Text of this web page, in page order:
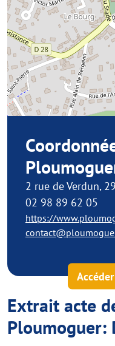
2 rue de Verdun,
02 98 89 62 05
https://
Extrait acte
Ploumoguer: